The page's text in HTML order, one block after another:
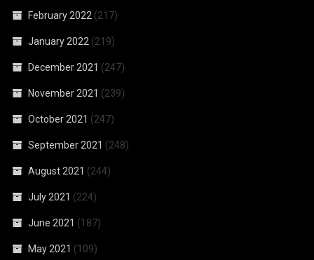
February 2022 (217)
January 2022 (219)
December 2021 (247)
November 2021 (239)
October 2021 (247)
September 2021 (248)
August 2021 (244)
July 2021 (224)
June 2021 (187)
May 2021 (109)